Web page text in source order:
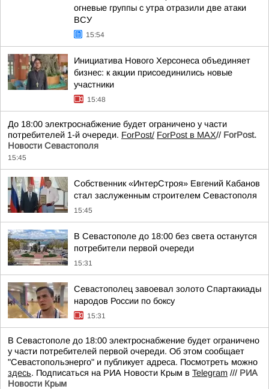
огневые группы с утра отразили две атаки
ВСУ
15:54
Инициатива Нового Херсонеса объединяет
бизнес: к акции присоединились новые
участники
15:48
До 18:00 электроснабжение будет ограничено у части
потребителей 1-й очереди. ForPost/ ForPost в MAX// ForPost.
Новости Севастополя
15:45
Собственник «ИнтерСтроя» Евгений Кабанов
стал заслуженным строителем Севастополя
15:45
В Севастополе до 18:00 без света останутся
потребители первой очереди
15:31
Севастополец завоевал золото Спартакиады
народов России по боксу
15:31
В Севастополе до 18:00 электроснабжение будет ограничено
у части потребителей первой очереди. Об этом сообщает
"Севастопольэнерго" и публикует адреса. Посмотреть можно
здесь. Подписаться на РИА Новости Крым в Telegram /// РИА
Новости Крым